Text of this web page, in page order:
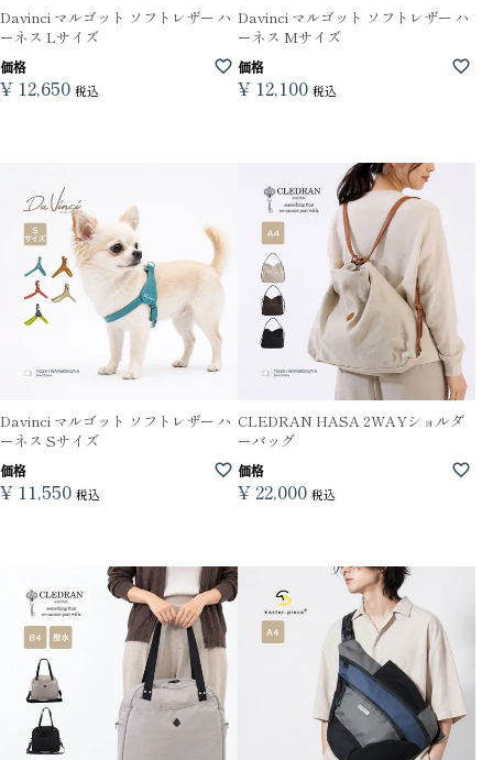
Davinci マルゴット ソフトレザー ハ
ーネス Lサイズ
価格
¥ 12,650 税込
Davinci マルゴット ソフトレザー ハ
ーネス Mサイズ
価格
¥ 12,100 税込
Davinci マルゴット ソフトレザー ハ
ーネス Sサイズ
価格
¥ 11,550 税込
CLEDRAN HASA 2WAYショルダ
ーバッグ
価格
¥ 22,000 税込